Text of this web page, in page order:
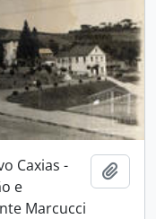
Caxias -
e
Marcucci